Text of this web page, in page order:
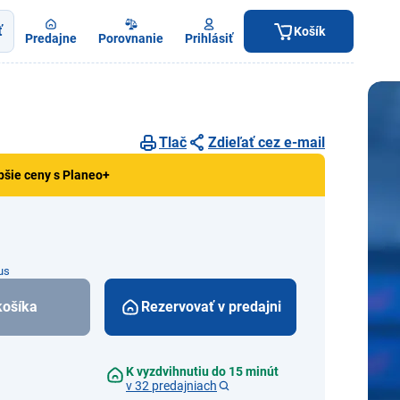
Predajne Porovnanie Prihlásiť Košík
Tlač Zdieľať cez e-mail
ceny s Planeo+
Rezervovať v predajni
K vyzdvihnutiu do 15 minút
v 32 predajniach